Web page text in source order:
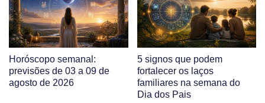
Horóscopo semanal:
previsões de 03 a 09 de
agosto de 2026
5 signos que podem
fortalecer os laços
familiares na semana do
Dia dos Pais